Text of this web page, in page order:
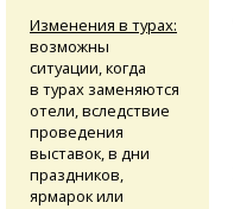
Изменения в турах:
возможны
ситуации, когда
в турах заменяются
отели, вследствие
проведения
выставок, в дни
праздников,
ярмарок или